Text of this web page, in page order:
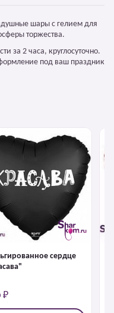
шары с гелием для
торжества.
за 2 часа, круглосуточно.
под ваш праздник
сердце
₽